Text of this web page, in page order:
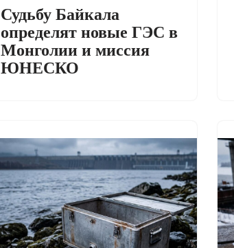
Судьбу Байкала
определят новые ГЭС в
Монголии и миссия
ЮНЕСКО